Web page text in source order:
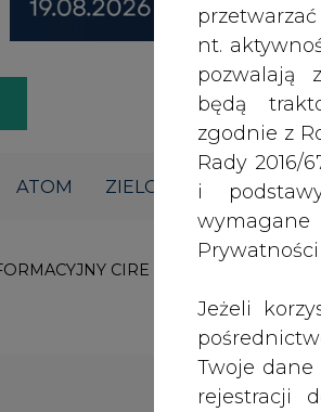
ATOM ZIELONA
nt.
pozwalają
będą
zgodnie z
Rady 2016/
i
Jeżeli
Twoje dane
rejestracji
CIRE 24